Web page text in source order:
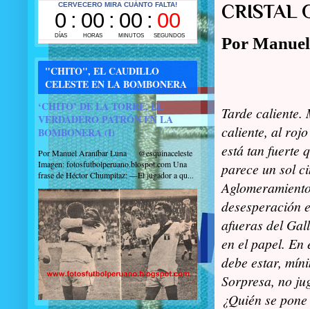
CRISTAL
Por
Tarde caliente.
caliente, al
está tan fuerte
parece un sol
desesperación
afueras del
en el papel. En
debe estar,
Sorpresa, no
¿Quién se
"CHITO", EL CAUDILLO
CELESTE EN LA BOMBONERA
‘CHITO’ DE LA TORRE, EL
VERDADERO PATRÓN EN LA
BOMBONERA (I)
Por Manuel Araníbar Luna @esquinaceleste
Imagen: fotosfutbolperuano.blospot.com Una
frase de Héctor Chumpitaz: —El jugador a qu...